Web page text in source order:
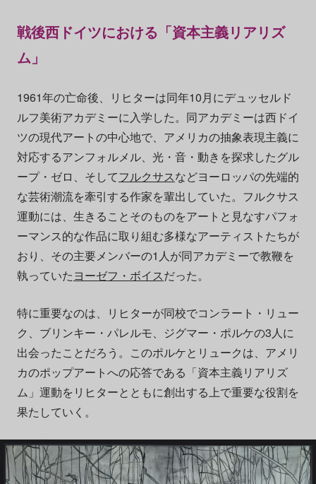
戦後西ドイツにおける「資本主義リアリズ
ム」
1961年の亡命後、リヒターは同年10月にデュッセルド
ルフ美術アカデミーに入学した。同アカデミーは西ドイ
ツの現代アートの中心地で、アメリカの抽象表現主義に
対応するアンフォルメル、光・音・動きを探求したグル
ープ・ゼロ、そしてフルクサスなどヨーロッパの先端的
な芸術潮流を牽引する作家を輩出していた。フルクサス
運動には、生きることそのものをアートと見なすパフォ
ーマンス的な作品に取り組む多様なアーティストたちが
おり、その主要メンバーの1人が同アカデミーで教鞭を
執っていたヨーゼフ・ボイスだった。
特に重要なのは、リヒターが同校でコンラート・リュー
ク、ブリンキー・パレルモ、ジグマー・ポルケの3人に
出会ったことだろう。このポルケとリュークは、アメリ
カのポップアートへの応答である「資本主義リアリズ
ム」運動をリヒターとともに創出する上で重要な役割を
果たしていく。